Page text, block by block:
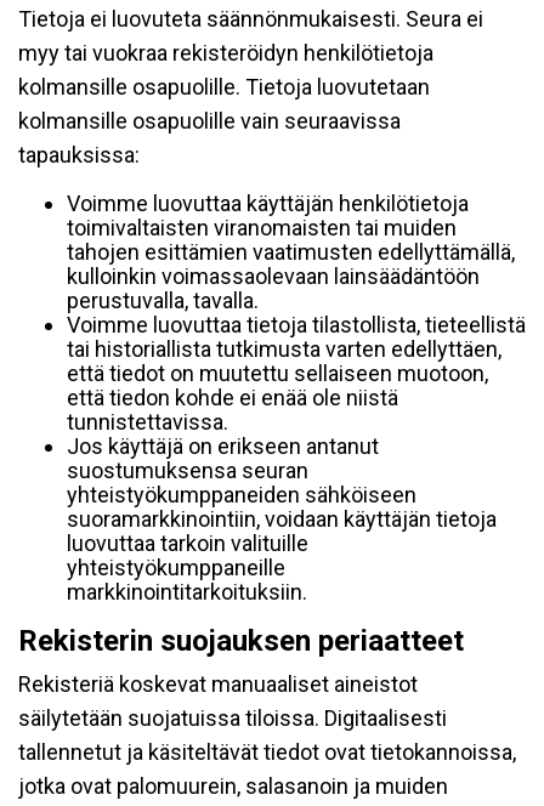
Tietoja ei luovuteta säännönmukaisesti. Seura ei
myy tai vuokraa rekisteröidyn henkilötietoja
kolmansille osapuolille. Tietoja luovutetaan
kolmansille osapuolille vain seuraavissa
tapauksissa:
Voimme luovuttaa käyttäjän henkilötietoja
toimivaltaisten viranomaisten tai muiden
tahojen esittämien vaatimusten edellyttämällä,
kulloinkin voimassaolevaan lainsäädäntöön
perustuvalla, tavalla.
Voimme luovuttaa tietoja tilastollista, tieteellistä
tai historiallista tutkimusta varten edellyttäen,
että tiedot on muutettu sellaiseen muotoon,
että tiedon kohde ei enää ole niistä
tunnistettavissa.
Jos käyttäjä on erikseen antanut
suostumuksensa seuran
yhteistyökumppaneiden sähköiseen
suoramarkkinointiin, voidaan käyttäjän tietoja
luovuttaa tarkoin valituille
yhteistyökumppaneille
markkinointitarkoituksiin.
Rekisterin suojauksen periaatteet
Rekisteriä koskevat manuaaliset aineistot
säilytetään suojatuissa tiloissa. Digitaalisesti
tallennetut ja käsiteltävät tiedot ovat tietokannoissa,
jotka ovat palomuurein, salasanoin ja muiden